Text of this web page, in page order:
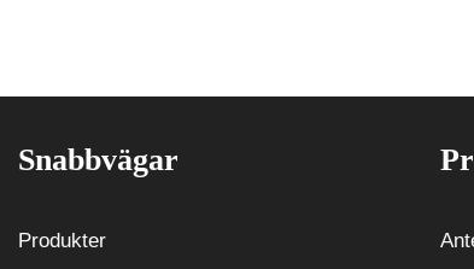
Snabbvägar
Produkter